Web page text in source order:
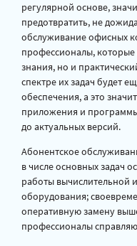
регулярной основе,
предотвратить, не
обслуживание офисных
профессионалы, которые
знания, но и
спектре их задач будет
обеспечения, а это
приложения и
до актуальных версий.
Абонентское
в числе основных задач
работы вычислительной
оборудования;
оперативную замену
профессионалы